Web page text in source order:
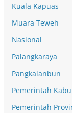
Kuala Kapuas
Muara Teweh
Nasional
Palangkaraya
Pangkalanbun
Pemerintah
Pemerintah